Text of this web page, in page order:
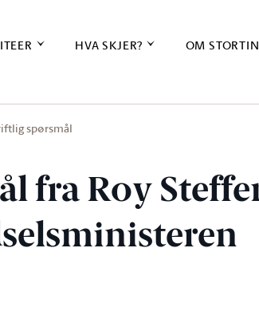
HVA SKJER? OM
spørsmål
fra Roy